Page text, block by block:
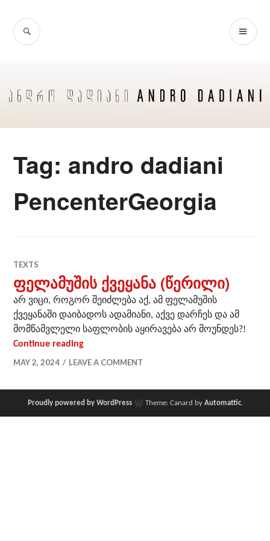
content
SEARCH
Tag: andro dadiani
PencenterGeorgia
TEXTS
ფელამუშის ქვეყანა (წერილი)
არ ვიცი, როგორ შეიძლება აქ, ამ ფელამუშის
ქვეყანაში დაიბადოს ადამიანი, აქვე დარჩეს და ამ
მომწამვლელი საფლობის აყირავება არ მოუნდეს?!
Continue readingფელამუშის ქვეყანა (წერილი)
MAY 2, 2024
LEAVE A COMMENT
Proudly powered by WordPress Theme: Canard by Automattic.